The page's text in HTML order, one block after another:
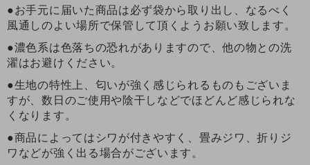
●お手元に届いた商品は必ず袋から取り出し、なるべく
風通しのよい場所で保管して頂くようお願い致します。
●濃色系は色落ちの恐れがありますので、他の物との洗
濯はお避けください。
●生地の特性上、匂いが強く感じられるものもございま
すが、数日のご使用や陰干しなどでほどんど感じられな
くなります。
●商品によってはシワが付きやすく、畳みジワ、折りジ
ワなどが強く出る場合がございます。